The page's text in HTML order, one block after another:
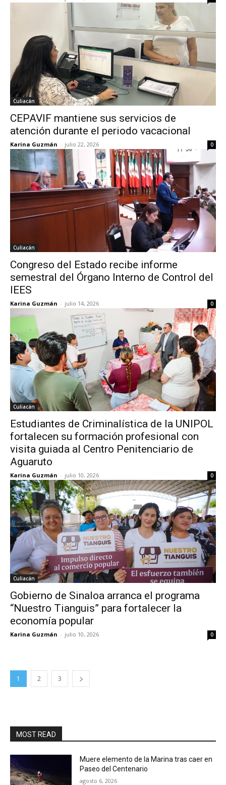
Culiacán
CEPAVIF mantiene sus servicios de
atención durante el periodo vacacional
Karina Guzmán - julio 22, 2026 0
Culiacán
Congreso del Estado recibe informe
semestral del Órgano Interno de Control del
IEES
Karina Guzmán - julio 14, 2026 0
Culiacán
Estudiantes de Criminalística de la UNIPOL
fortalecen su formación profesional con
visita guiada al Centro Penitenciario de
Aguaruto
Karina Guzmán - julio 10, 2026 0
Culiacán
Gobierno de Sinaloa arranca el programa
“Nuestro Tianguis” para fortalecer la
economía popular
Karina Guzmán - julio 10, 2026 0
1 2 3
MOST READ
Muere elemento de la Marina tras caer en
Paseo del Centenario
agosto 6, 2026